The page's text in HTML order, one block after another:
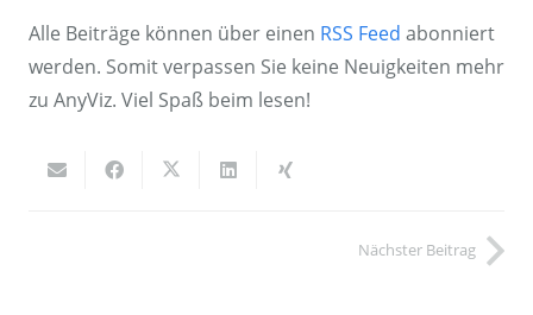
Alle Beiträge können über einen RSS Feed abonniert
werden. Somit verpassen Sie keine Neuigkeiten mehr
zu AnyViz. Viel Spaß beim lesen!
Nächster Beitrag